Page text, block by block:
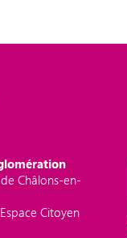
Châlons-en-
Citoyen